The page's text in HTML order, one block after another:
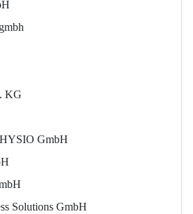
KG
GmbH
Solutions GmbH